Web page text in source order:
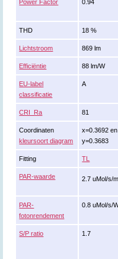
Power Factor 0.94
THD 18 %
Lichtstroom 869 lm
Efficiëntie 88 lm/W
EU-label
classificatie
A
CRI_Ra 81
Coordinaten
kleursoort diagram
x=0.3692 en
y=0.3683
Fitting TL
PAR-waarde 2.7 uMol/s/
PAR-
fotonrendement
0.8 uMol/s/
S/P ratio 1.7